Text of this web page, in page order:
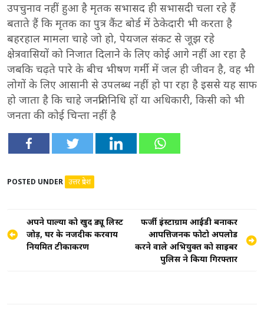
उपचुनाव नहीं हुआ है मृतक सभासद ही सभासदी चला रहे हैं
बताते हैं कि मृतक का पुत्र कैंट बोर्ड में ठेकेदारी भी करता है
बहरहाल मामला चाहे जो हो, पेयजल संकट से जूझ रहे
क्षेत्रवासियों को निजात दिलाने के लिए कोई आगे नहीं आ रहा है
जबकि चढ़ते पारे के बीच भीषण गर्मी में जल ही जीवन है, वह भी
लोगों के लिए आसानी से उपलब्ध नहीं हो पा रहा है इससे यह साफ
हो जाता है कि चाहे जनप्रतिनिधि हों या अधिकारी, किसी को भी
जनता की कोई चिन्ता नहीं है
POSTED UNDER उत्तर प्रदेश
Post
navigation
अपने पाल्यों को खुद ड्यू लिस्ट
जोड़ें, घर के नजदीक करवायें
नियमित टीकाकरण
फर्जी इंस्टाग्राम आईडी बनाकर
आपत्तिजनक फोटो अपलोड
करने वाले अभियुक्त को साइबर
पुलिस ने किया गिरफ्तार